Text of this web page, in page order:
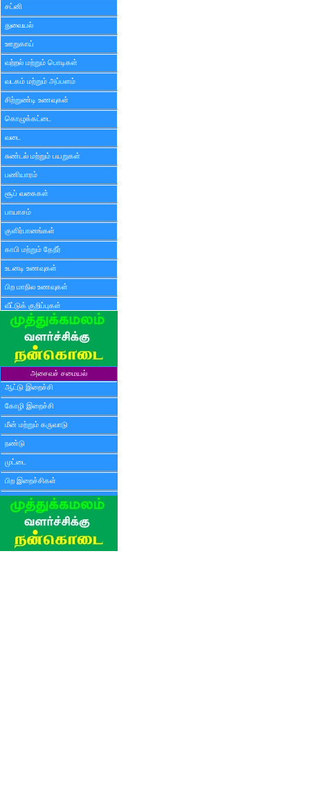
சட்னி
துவையல்
ஊறுகாய்
வற்றல் மற்றும் பொடிகள்
வடகம் மற்றும் அப்பளம்
சிற்றுண்டி உணவுகள்
கொழுக்கட்டை
வடை
சுண்டல் மற்றும் பயறுகள்
பணியாரம்
சூப் வகைகள்
பாயாசம்
குளிர்பானங்கள்
காபி மற்றும் தேநீர்
உடனடி உணவுகள்
பிற மாநில உணவுகள்
வீட்டுக் குறிப்புகள்
அசைவச் சமையல்
ஆட்டு இறைச்சி
கோழி இறைச்சி
மீன் மற்றும் கருவாடு
நண்டு
முட்டை
பிற இறைச்சிகள்